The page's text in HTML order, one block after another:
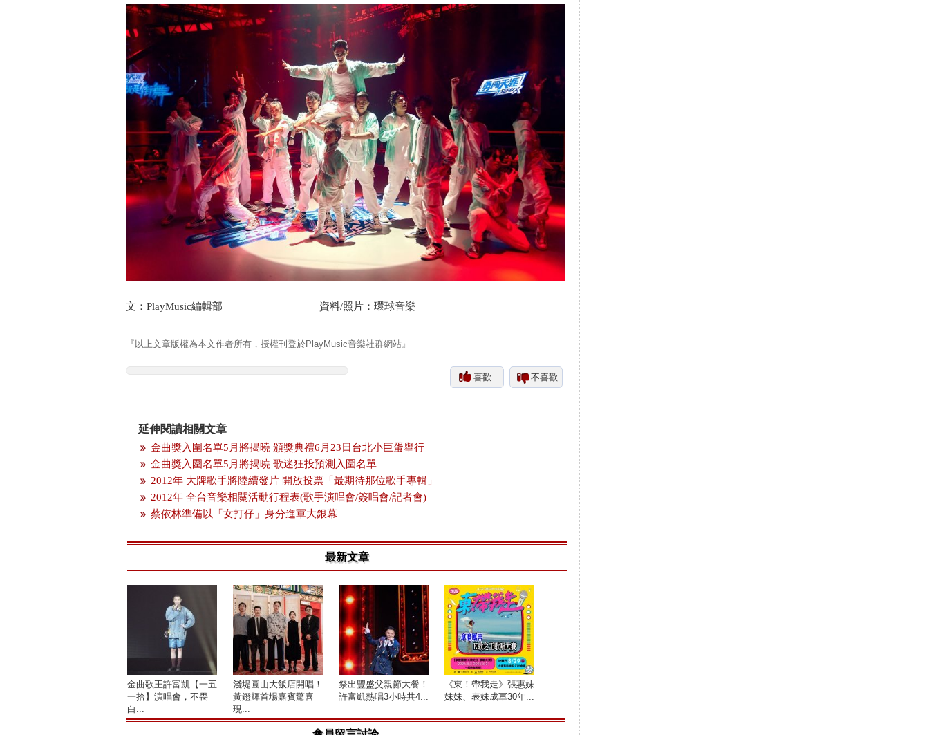
文：PlayMusic編輯部 資料/照片：環球音樂
『以上文章版權為本文作者所有，授權刊登於PlayMusic音樂社群網站』
喜歡 不喜歡
延伸閱讀相關文章
金曲獎入圍名單5月將揭曉 頒獎典禮6月23日台北小巨蛋舉行
金曲獎入圍名單5月將揭曉 歌迷狂投預測入圍名單
2012年 大牌歌手將陸續發片 開放投票「最期待那位歌手專輯」
2012年 全台音樂相關活動行程表(歌手演唱會/簽唱會/記者會)
蔡依林準備以「女打仔」身分進軍大銀幕
最新文章
金曲歌王許富凱【一五
一拾】演唱會，不畏
白...
淺堤圓山大飯店開唱！
黃鐙輝首場嘉賓驚喜
現...
祭出豐盛父親節大餐！
許富凱熱唱3小時共4...
《東！帶我走》張惠妹
妹妹、表妹成軍30年...